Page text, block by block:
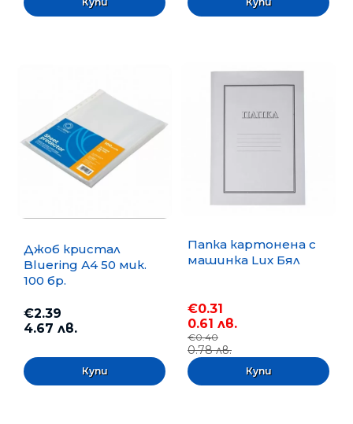
Джоб кристал
Bluering А4 50 мик.
100 бр.
€2.39
4.67 лв.
Папка картонена с
машинка Lux Бял
€0.31
0.61 лв.
€0.40
0.78 лв.